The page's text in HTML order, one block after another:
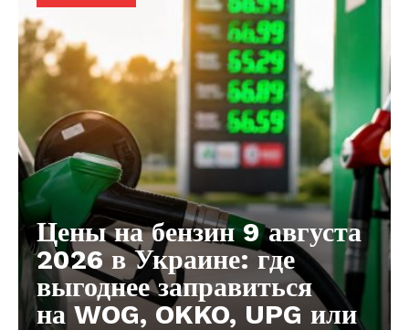
Цены на бензин 9 августа
2026 в Украине: где
выгоднее заправиться
на WOG, OKKO, UPG или